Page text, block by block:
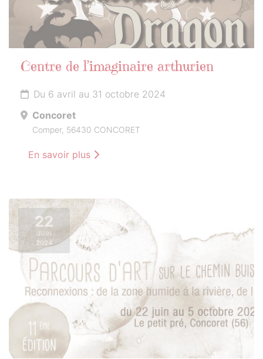
Centre de l’imaginaire arthurien
Du 6 avril au 31 octobre 2024
Concoret
Comper, 56430 CONCORET
En savoir plus
22
JUIN
2024